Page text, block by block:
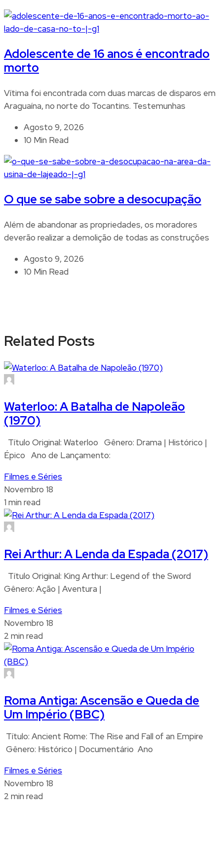
Adolescente de 16 anos é encontrado
morto
Vítima foi encontrada com duas marcas de disparos em
Araguaína, no norte do Tocantins. Testemunhas
Agosto 9, 2026
10 Min Read
O que se sabe sobre a desocupação
Além de abandonar as propriedades, os moradores
deverão realizar a demolição de todas as construções
Agosto 9, 2026
10 Min Read
Related Posts
Waterloo: A Batalha de Napoleão
(1970)
Título Original: Waterloo Gênero: Drama | Histórico |
Épico Ano de Lançamento:
Filmes e Séries
Novembro 18
1 min read
Rei Arthur: A Lenda da Espada (2017)
Título Original: King Arthur: Legend of the Sword
Gênero: Ação | Aventura |
Filmes e Séries
Novembro 18
2 min read
Roma Antiga: Ascensão e Queda de
Um Império (BBC)
Título: Ancient Rome: The Rise and Fall of an Empire
Gênero: Histórico | Documentário Ano
Filmes e Séries
Novembro 18
2 min read